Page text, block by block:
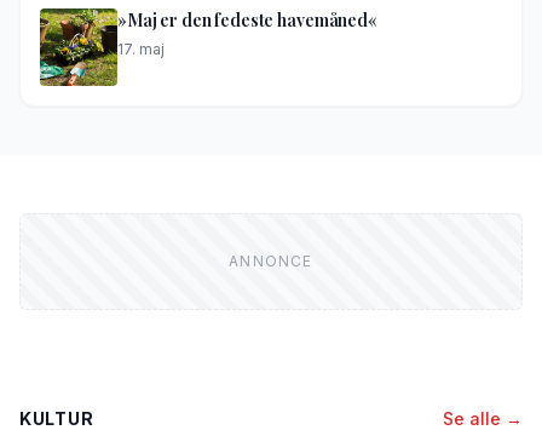
»Maj er den fedeste havemåned«
17. maj
KULTUR Se alle →